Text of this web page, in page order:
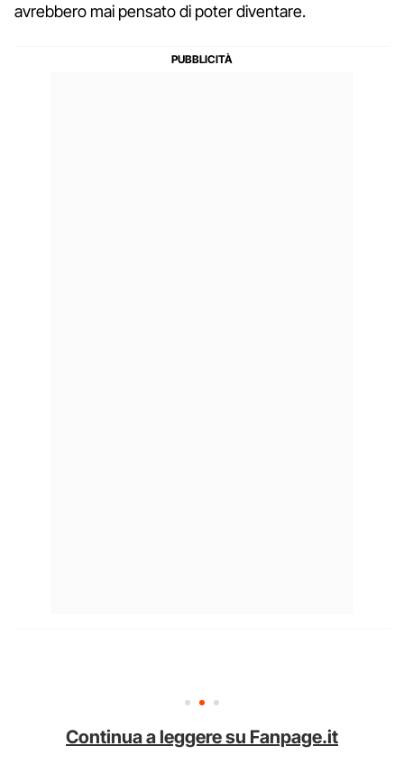
avrebbero mai pensato di poter diventare.
Continua a leggere su Fanpage.it